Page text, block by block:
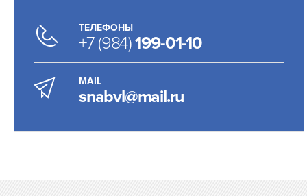
ТЕЛЕФОНЫ
+7 (984)199-01-10
MAIL
snabvl@mail.ru